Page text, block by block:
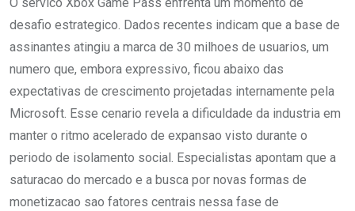
O servico Xbox Game Pass enfrenta um momento de
desafio estrategico. Dados recentes indicam que a base de
assinantes atingiu a marca de 30 milhoes de usuarios, um
numero que, embora expressivo, ficou abaixo das
expectativas de crescimento projetadas internamente pela
Microsoft. Esse cenario revela a dificuldade da industria em
manter o ritmo acelerado de expansao visto durante o
periodo de isolamento social. Especialistas apontam que a
saturacao do mercado e a busca por novas formas de
monetizacao sao fatores centrais nessa fase de